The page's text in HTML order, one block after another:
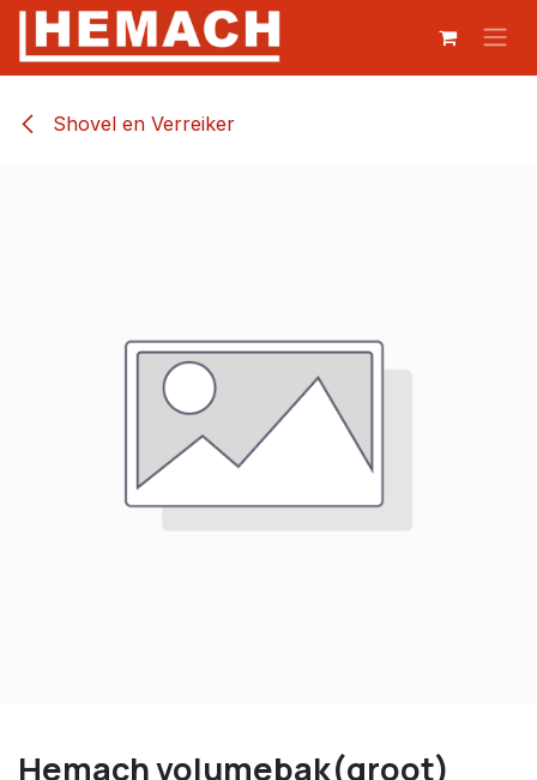
Overslaan naar inhoud
Shovel en Verreiker
Hemach volumebak(groot)